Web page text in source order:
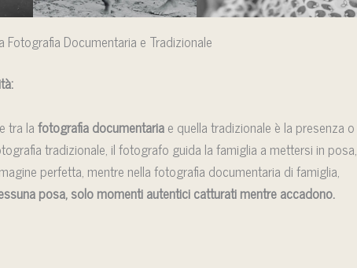
Fotografia Documentaria e Tradizionale
tra lafotografia documentariae quella tradizionale è la presenza o
tradizionale, il fotografo guida la famiglia a mettersi in posa,
perfetta, mentre nella fotografia documentaria di famiglia,
posa, solo momenti autentici catturati mentre accadono.